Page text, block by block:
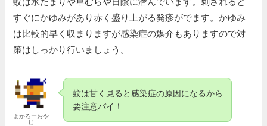
すぐにかゆみがあり赤く盛り上がる発疹がでます。かゆみ
は比較的早く収まりますが感染症の媒介もありますので対
策はしっかり行いましょう。
よかろーおや
じ
蚊は甘く見ると感染症の原因になるから
要注意バイ！